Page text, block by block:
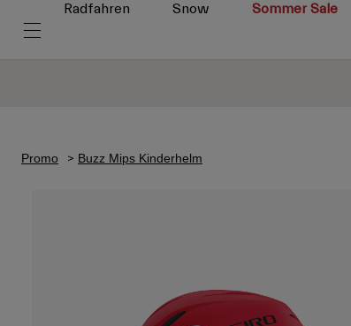
Radfahren Snow Sommer Sale
Promo Buzz Mips Kinderhelm